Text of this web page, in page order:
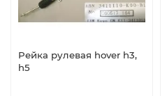
Рейка рулевая hover h3,
h5